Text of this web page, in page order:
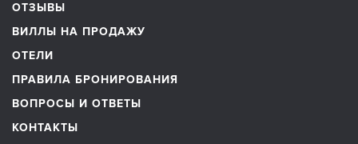
ОТЗЫВЫ
ВИЛЛЫ НА ПРОДАЖУ
ОТЕЛИ
ПРАВИЛА БРОНИРОВАНИЯ
ВОПРОСЫ И ОТВЕТЫ
КОНТАКТЫ